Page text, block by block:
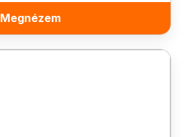
Megnézem